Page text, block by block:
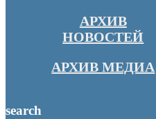
АРХИВ
НОВОСТЕЙ
АРХИВ МЕДИА
search